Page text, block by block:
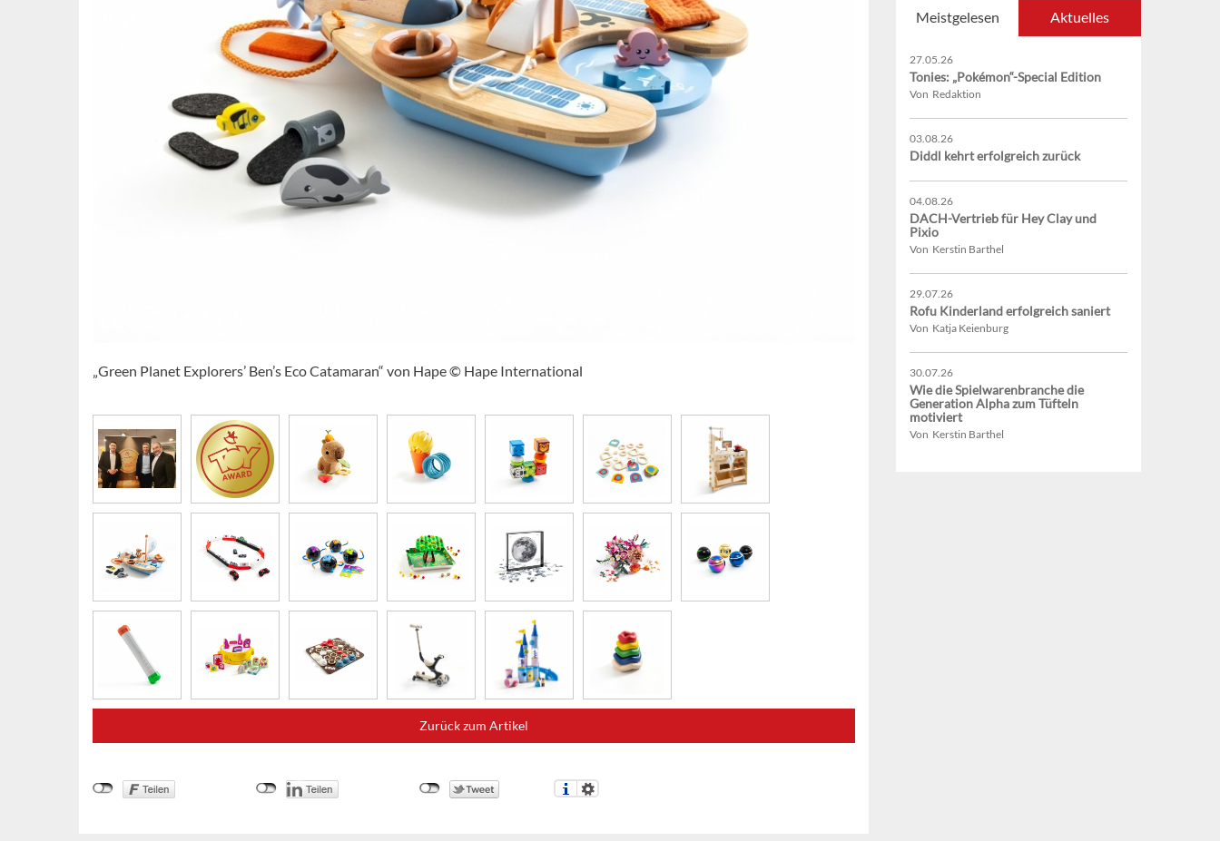
„Green Planet Explorers’ Ben’s Eco Catamaran“ von Hape © Hape International
Zurück zum Artikel
Meistgelesen Aktuelles
27.05.26
Tonies: „Pokémon“-Special Edition
Von Redaktion
03.08.26
Diddl kehrt erfolgreich zurück
04.08.26
DACH-Vertrieb für Hey Clay und
Pixio
Von Kerstin Barthel
29.07.26
Rofu Kinderland erfolgreich saniert
Von Katja Keienburg
30.07.26
Wie die Spielwarenbranche die
Generation Alpha zum Tüfteln
motiviert
Von Kerstin Barthel